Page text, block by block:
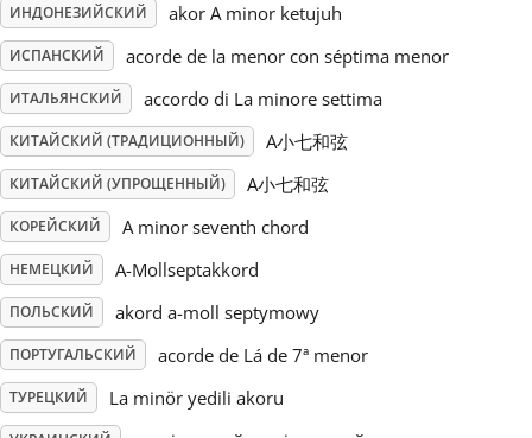
Svenska
Tiếng Việt
Türkçe
Українська
简体中文
繁體中文
ИНДОНЕЗИЙСКИЙ akor A minor ketujuh
ИСПАНСКИЙ acorde de la menor con séptima menor
ИТАЛЬЯНСКИЙ accordo di La minore settima
КИТАЙСКИЙ (ТРАДИЦИОННЫЙ) A小七和弦
КИТАЙСКИЙ (УПРОЩЕННЫЙ) A小七和弦
КОРЕЙСКИЙ A minor seventh chord
НЕМЕЦКИЙ A-Mollseptakkord
ПОЛЬСКИЙ akord a-moll septymowy
ПОРТУГАЛЬСКИЙ acorde de Lá de 7ª menor
ТУРЕЦКИЙ La minör yedili akoru